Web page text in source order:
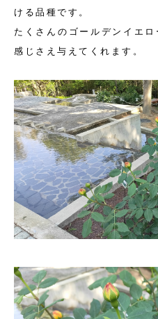
ける品種です。
たくさんのゴールデンイエ
感じさえ与えてくれます。